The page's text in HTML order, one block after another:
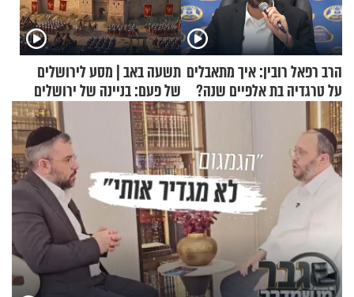
הרב רפאל רובין: איך מתאבלים
על טרגדיה בת אלפיים שנה?
תשעה באב | מסע לירושלים
של פעם: בניינה של ירושלים